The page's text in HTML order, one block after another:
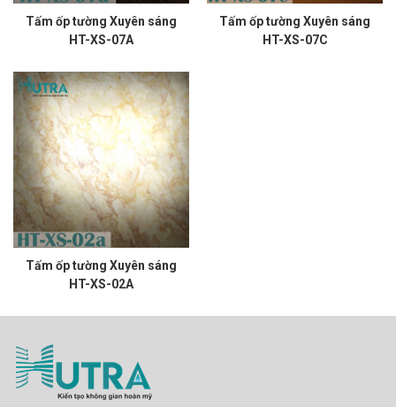
Tấm ốp tường Xuyên sáng
HT-XS-07A
Tấm ốp tường Xuyên sáng
HT-XS-07C
Tấm ốp tường Xuyên sáng
HT-XS-02A